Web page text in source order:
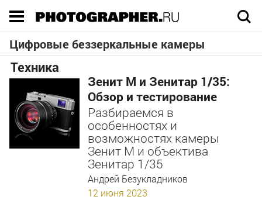
Цифровые беззеркальные камеры
Техника
Зенит М и Зенитар 1/35:
Обзор и тестирование
Разбираемся в
особенностях и
возможностях камеры
Зенит М и объектива
Зенитар 1/35
Андрей Безукладников
12 июня 2023